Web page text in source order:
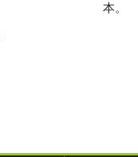
本。